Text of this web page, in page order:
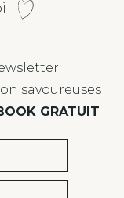
savoureuses
GRATUIT